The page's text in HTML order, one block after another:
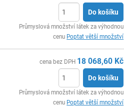
Do košíku
Průmyslová množství látek za výhodnou
cenu Poptat větší množství
cena bez DPH 18 068,60 Kč
Do košíku
Průmyslová množství látek za výhodnou
cenu Poptat větší množství